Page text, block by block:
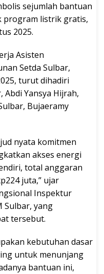
sejumlah bantuan
program listrik gratis,
2025.
Asisten
Setda Sulbar,
turut dihadiri
Abdi Yansya Hijrah,
Bujaeramy
nyata komitmen
akses energi
total anggaran
juta,” ujar
Inspektur
Sulbar, yang
tersebut.
kebutuhan dasar
untuk menunjang
bantuan ini,